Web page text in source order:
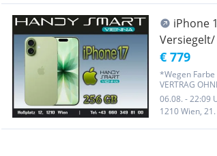
iPhone
Versiegelt/
Netze/ Mit
bei Handy
€ 779
*Wegen
VERTRAG
ALLE NETZE !
keine
ABHOLUNG
06.08. - 22:09
1210 Wien,